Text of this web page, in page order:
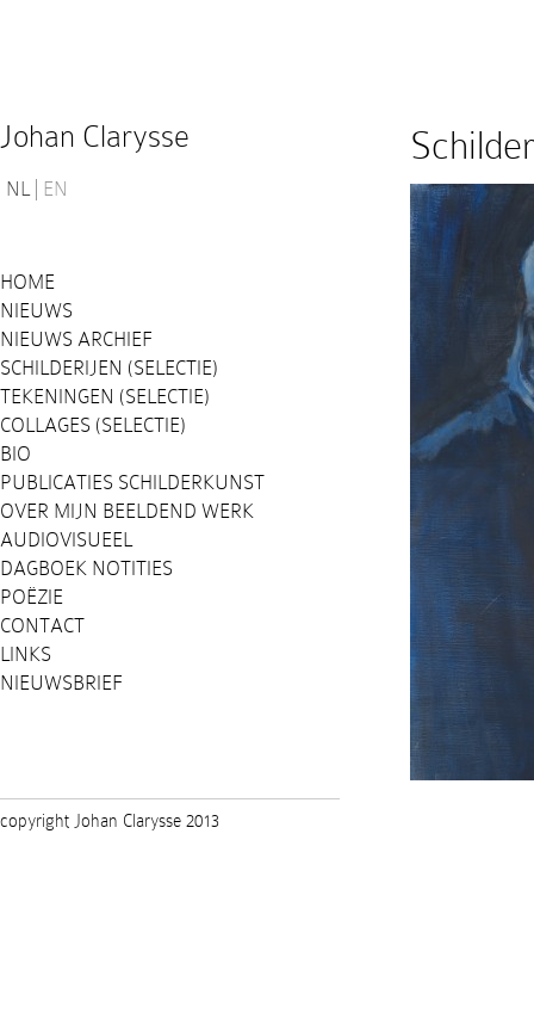
Johan Clarysse
NL EN
HOME
NIEUWS
NIEUWS ARCHIEF
SCHILDERIJEN (SELECTIE)
TEKENINGEN (SELECTIE)
COLLAGES (SELECTIE)
BIO
PUBLICATIES SCHILDERKUNST
OVER MIJN BEELDEND WERK
AUDIOVISUEEL
DAGBOEK NOTITIES
POËZIE
CONTACT
LINKS
NIEUWSBRIEF
copyright Johan Clarysse 2013